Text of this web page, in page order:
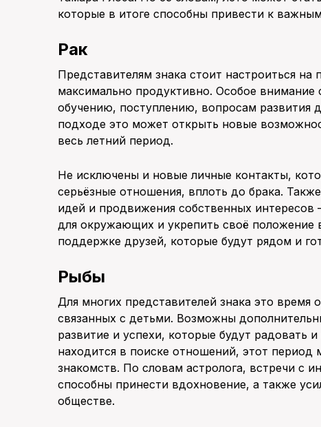
которые в итоге способны привести к
Рак
Представителям знака стоит настроиться на
максимально продуктивно. Особое внимание
обучению, поступлению, вопросам развития
подходе это может открыть новые
весь летний период.
Не исключены и новые личные контакты,
серьёзные отношения, вплоть до брака.
идей и продвижения собственных
для окружающих и укрепить своё положение
поддержке друзей, которые будут рядом и
Рыбы
Для многих представителей знака это
связанных с детьми. Возможны
развитие и успехи, которые будут радовать
находится в поиске отношений, этот
знакомств. По словам астролога, встречи с
способны принести вдохновение, а также
обществе.